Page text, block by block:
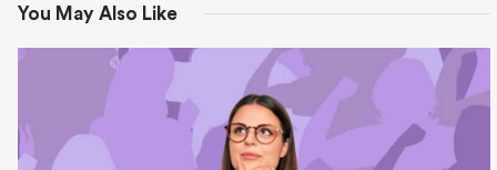
You May Also Like